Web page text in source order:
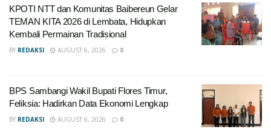
KPOTI NTT dan Komunitas Baibereun Gelar
TEMAN KITA 2026 di Lembata, Hidupkan
Kembali Permainan Tradisional
BY REDAKSI AUGUST 6, 2026 0
BPS Sambangi Wakil Bupati Flores Timur,
Feliksia: Hadirkan Data Ekonomi Lengkap
BY REDAKSI AUGUST 6, 2026 0